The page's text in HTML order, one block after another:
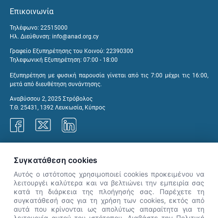
Επικοινωνία
Τηλέφωνο: 22515000
Ηλ. Διεύθυνση: info@anad.org.cy
Γραφείο Εξυπηρέτησης του Κοινού: 22390300
Τηλεφωνική Εξυπηρέτηση: 07:00 - 18:00
Εξυπηρέτηση με φυσική παρουσία γίνεται από τις 7:00 μέχρι τις 16:00,
μετά από διευθέτηση συνάντησης.
Αναβύσσου 2, 2025 Στρόβολος
Τ.Θ. 25431, 1392 Λευκωσία, Κύπρος
👋 Καλώς ήρθες! Είμαι η Νόησις.
Συγκατάθεση cookies
Αυτός ο ιστότοπος χρησιμοποιεί cookies προκειμένου να
λειτουργέι καλύτερα και να βελτιώνει την εμπειρία σας
κατά τη διάρκεια της πλοήγησής σας. Παρέχετε τη
συγκατάθεσή σας για τη χρήση των cookies, εκτός από
αυτά που κρίνονται ως απολύτως απαραίτητα για τη